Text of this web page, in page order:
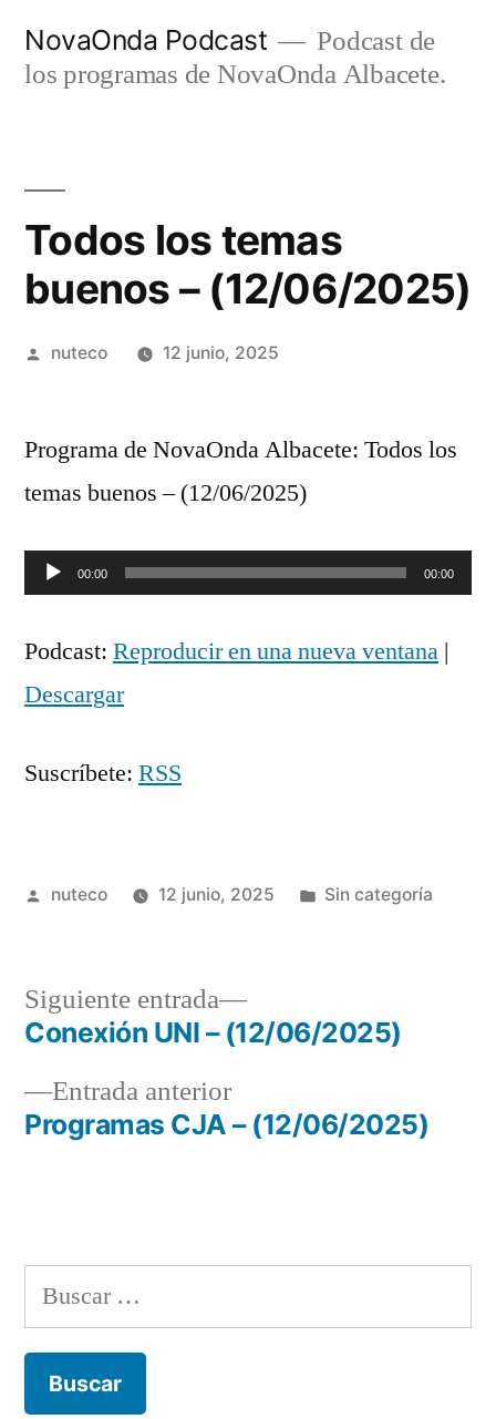
NovaOnda Podcast
Podcast de
los programas de NovaOnda Albacete.
Todos los temas
buenos – (12/06/2025)
Publicada
nuteco 12 junio, 2025
Programa de NovaOnda Albacete: Todos los
temas buenos – (12/06/2025)
Reproductor
audio
00:00 00:00
Podcast: Reproducir en una nueva ventana |
Descargar
Suscríbete: RSS
Publicada
nuteco 12 junio, 2025
Publicada
Sin categoría
Navegación
de
entradas
Entrada anteriorEntrada
anterior:
Programas CJA – (12/06/2025)
Siguiente entrada
Siguiente
entrada:
Conexión UNI – (12/06/2025)
Buscar: